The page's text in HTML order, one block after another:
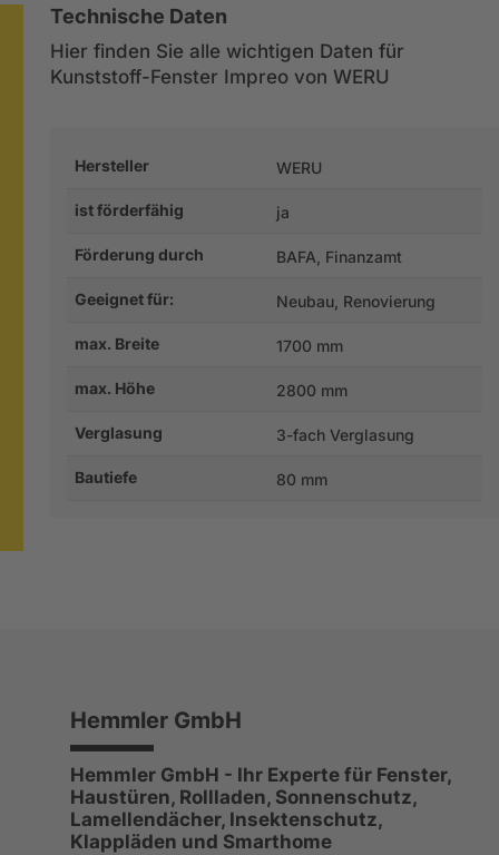
Technische Daten
Hier finden Sie alle wichtigen Daten für
Kunststoff-Fenster Impreo von WERU
Hersteller WERU
ist förderfähig ja
Förderung durch BAFA, Finanzamt
Geeignet für: Neubau, Renovierung
max. Breite 1700 mm
max. Höhe 2800 mm
Verglasung 3-fach Verglasung
Bautiefe 80 mm
Hemmler GmbH
Hemmler GmbH - Ihr Experte für Fenster,
Haustüren, Rollladen, Sonnenschutz,
Lamellendächer, Insektenschutz,
Klappläden und Smarthome